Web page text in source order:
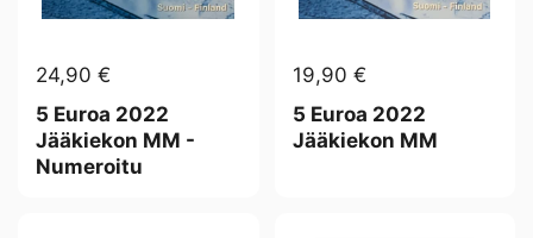
24,90 €
5 Euroa 2022
Jääkiekon MM -
Numeroitu
19,90 €
5 Euroa 2022
Jääkiekon MM